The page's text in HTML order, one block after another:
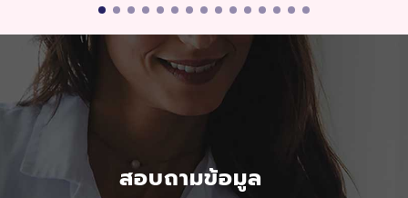
สอบถามข้อมูล